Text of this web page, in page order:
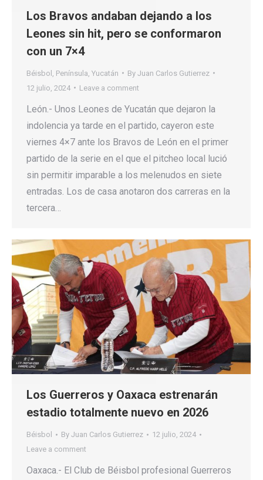
Los Bravos andaban dejando a los
Leones sin hit, pero se conformaron
con un 7×4
Béisbol Península Yucatán By Juan Carlos Gutierrez
12 julio, 2024
Leave a comment
León.- Unos Leones de Yucatán que dejaron la
indolencia ya tarde en el partido, cayeron este
viernes 4×7 ante los Bravos de León en el primer
partido de la serie en el que el pitcheo local lució
sin permitir imparable a los melenudos en siete
entradas. Los de casa anotaron dos carreras en la
tercera…
Los Guerreros y Oaxaca estrenarán
estadio totalmente nuevo en 2026
Béisbol By Juan Carlos Gutierrez
12 julio, 2024
Leave a comment
Oaxaca.- El Club de Béisbol profesional Guerreros